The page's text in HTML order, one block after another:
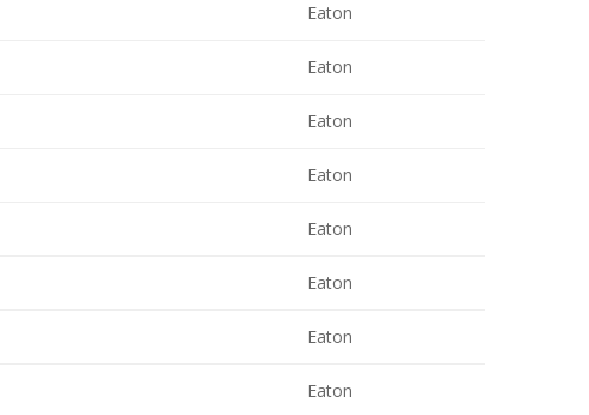
Eaton
Eaton
Eaton
Eaton
Eaton
Eaton
Eaton
Eaton